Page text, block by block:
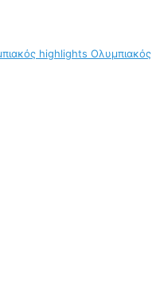
highlights Ολυμπιακός